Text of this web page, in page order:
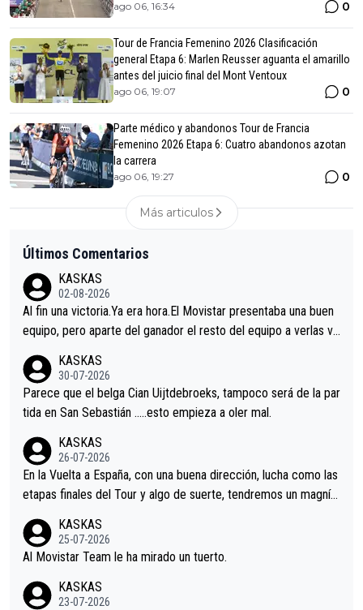
ago 06, 16:34 0
Tour de Francia Femenino 2026 Clasificación
general Etapa 6: Marlen Reusser aguanta el amarillo
antes del juicio final del Mont Ventoux
ago 06, 19:07 0
Parte médico y abandonos Tour de Francia
Femenino 2026 Etapa 6: Cuatro abandonos azotan
la carrera
ago 06, 19:27 0
Más articulos
Últimos Comentarios
KASKAS
02-08-2026
Al fin una victoria.Ya era hora.El Movistar presentaba una buen
equipo, pero aparte del ganador el resto del equipo a verlas ve
s.La única buena noticia es la mejoría de Enric Más en San Seb
astian.Si en la Vuelta a Burgos sigue la mejoría, podríamos ten
er alguna sorpresa en la Vuelta.Ojalá.
KASKAS
30-07-2026
Parece que el belga Cian Uijtdebroeks, tampoco será de la par
tida en San Sebastián …..esto empieza a oler mal.
KASKAS
26-07-2026
En la Vuelta a España, con una buena dirección, lucha como las
etapas finales del Tour y algo de suerte, tendremos un magnífi
KASKAS
25-07-2026
Al Movistar Team le ha mirado un tuerto.
KASKAS
23-07-2026